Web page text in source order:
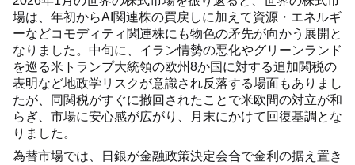
場は、年初からAI関連株の買戻しに加えて資源・エネルギ
ーなどコモディティ関連株にも物色の矛先が向かう展開と
なりました。中旬に、イラン情勢の悪化やグリーンランド
を巡る米トランプ大統領の欧州8か国に対する追加関税の
表明など地政学リスクが意識され反落する場面もありまし
たが、同関税がすぐに撤回されたことで米欧間の対立が和
らぎ、市場に安心感が広がり、月末にかけて回復基調とな
りました。
為替市場では、日銀が金融政策決定会合で金利の据え置き